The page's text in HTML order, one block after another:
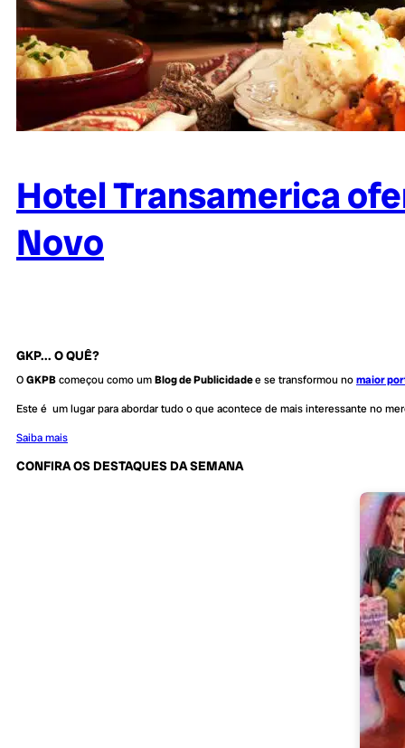
Hotel Transamerica
Novo
GKP... O QUÊ?
OGKPBcomeçou como umBlog de Publicidadee se transformou nomaior
Este é um lugar para abordar tudo o que acontece de mais interessante no
Saiba mais
CONFIRA OS DESTAQUES DA SEMANA